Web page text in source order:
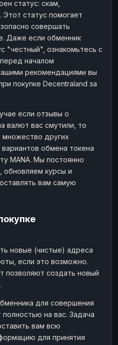
статус: скам,
Этот статус помогает
совершать
Даже если обменник
"честный", ознакомьтесь с
началом
рекомендациями вы
покупке Decentraland за
если отзывы о
валют вас смутили, то
множество других
обмена токена
MANA. Мы постоянно
курсы и
вам самую
новые (чистые) адреса
если это возможно.
позволяют создать новый
для совершения
на вас. Задача
вам всю
для принятия